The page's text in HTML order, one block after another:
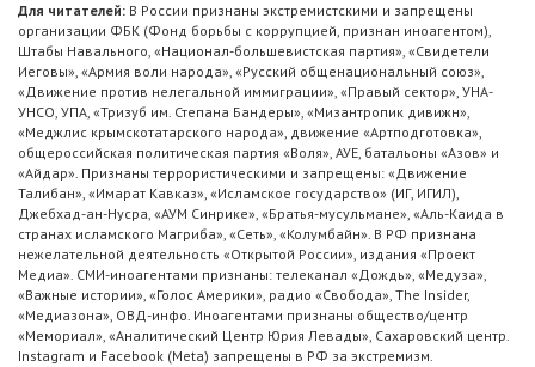
Для читателей: В России признаны экстремистскими и запрещены
организации ФБК (Фонд борьбы с коррупцией, признан иноагентом),
Штабы Навального, «Национал-большевистская партия», «Свидетели
Иеговы», «Армия воли народа», «Русский общенациональный союз»,
«Движение против нелегальной иммиграции», «Правый сектор», УНА-
УНСО, УПА, «Тризуб им. Степана Бандеры», «Мизантропик дивижн»,
«Меджлис крымскотатарского народа», движение «Артподготовка»,
общероссийская политическая партия «Воля», АУЕ, батальоны «Азов» и
«Айдар». Признаны террористическими и запрещены: «Движение
Талибан», «Имарат Кавказ», «Исламское государство» (ИГ, ИГИЛ),
Джебхад-ан-Нусра, «АУМ Синрике», «Братья-мусульмане», «Аль-Каида в
странах исламского Магриба», «Сеть», «Колумбайн». В РФ признана
нежелательной деятельность «Открытой России», издания «Проект
Медиа». СМИ-иноагентами признаны: телеканал «Дождь», «Медуза»,
«Важные истории», «Голос Америки», радио «Свобода», The Insider,
«Медиазона», ОВД-инфо. Иноагентами признаны общество/центр
«Мемориал», «Аналитический Центр Юрия Левады», Сахаровский центр.
Instagram и Facebook (Metа) запрещены в РФ за экстремизм.